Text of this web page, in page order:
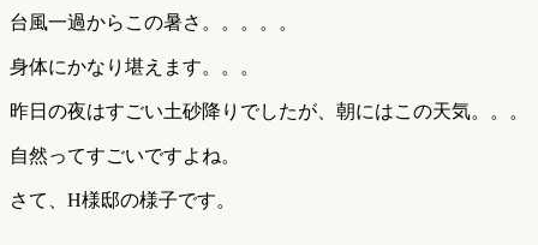
台風一過からこの暑さ。。。。。
身体にかなり堪えます。。。
昨日の夜はすごい土砂降りでしたが、朝にはこの天気。。。
自然ってすごいですよね。
さて、H様邸の様子です。